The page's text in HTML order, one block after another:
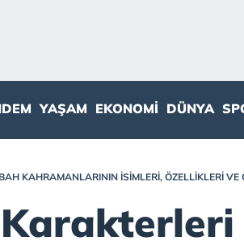
YAŞAM EKONOMI DÜNYA
KAHRAMANLARININ İSIMLERI, ÖZELLIKLERI VE